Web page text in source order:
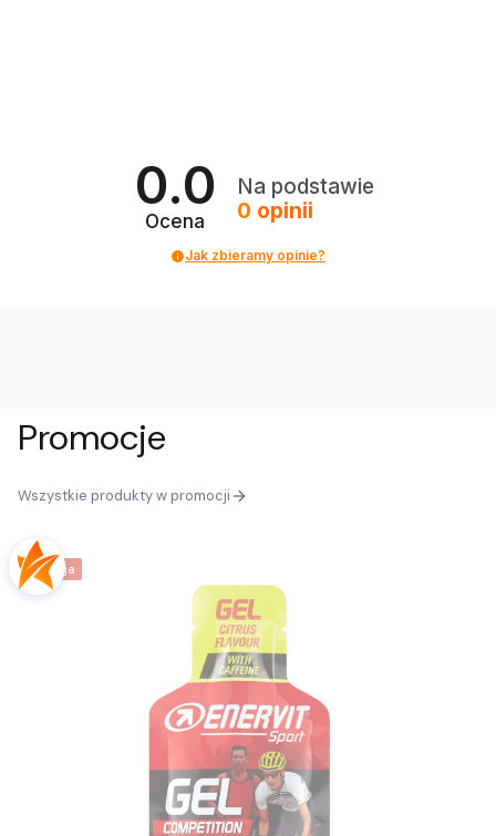
0.0
Ocena
Na podstawie
0 opinii
Jak zbieramy opinie?
Promocje
Wszystkie produkty w promocji
Okazja